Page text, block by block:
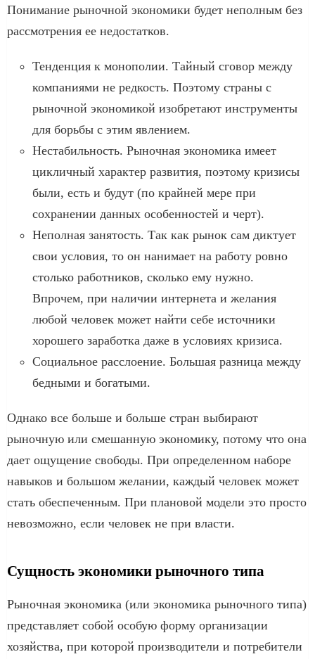
Понимание рыночной экономики будет неполным без
рассмотрения ее недостатков.
Тенденция к монополии. Тайный сговор между
компаниями не редкость. Поэтому страны с
рыночной экономикой изобретают инструменты
для борьбы с этим явлением.
Нестабильность. Рыночная экономика имеет
цикличный характер развития, поэтому кризисы
были, есть и будут (по крайней мере при
сохранении данных особенностей и черт).
Неполная занятость. Так как рынок сам диктует
свои условия, то он нанимает на работу ровно
столько работников, сколько ему нужно.
Впрочем, при наличии интернета и желания
любой человек может найти себе источники
хорошего заработка даже в условиях кризиса.
Социальное расслоение. Большая разница между
бедными и богатыми.
Однако все больше и больше стран выбирают
рыночную или смешанную экономику, потому что она
дает ощущение свободы. При определенном наборе
навыков и большом желании, каждый человек может
стать обеспеченным. При плановой модели это просто
невозможно, если человек не при власти.
Сущность экономики рыночного типа
Рыночная экономика (или экономика рыночного типа)
представляет собой особую форму организации
хозяйства, при которой производители и потребители